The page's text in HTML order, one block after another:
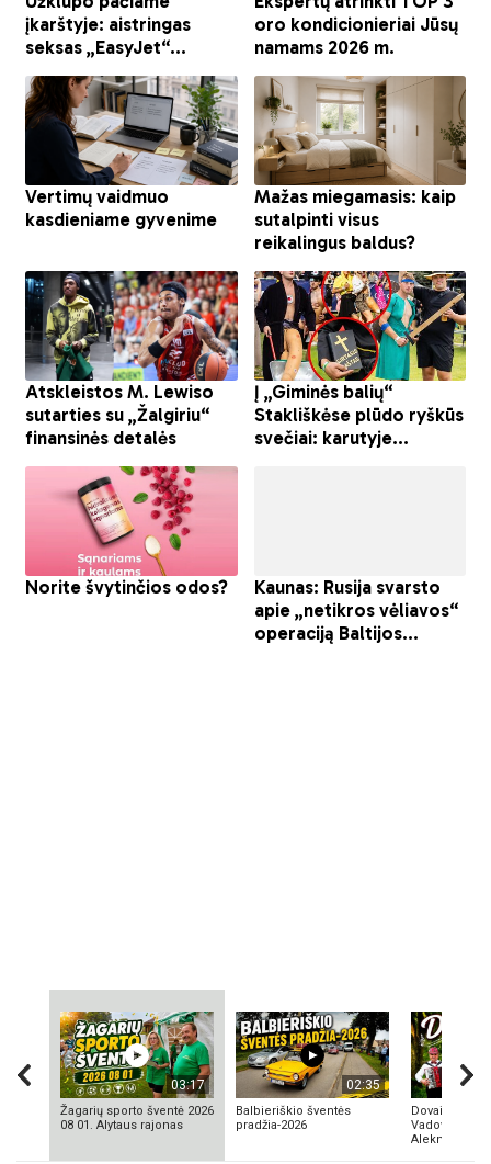
03:17
Žagarių sporto šventė 2026
08 01. Alytaus rajonas
02:35
Balbieriškio šventės
pradžia-2026
Dovainonių
Vadovas
Aleknavičius